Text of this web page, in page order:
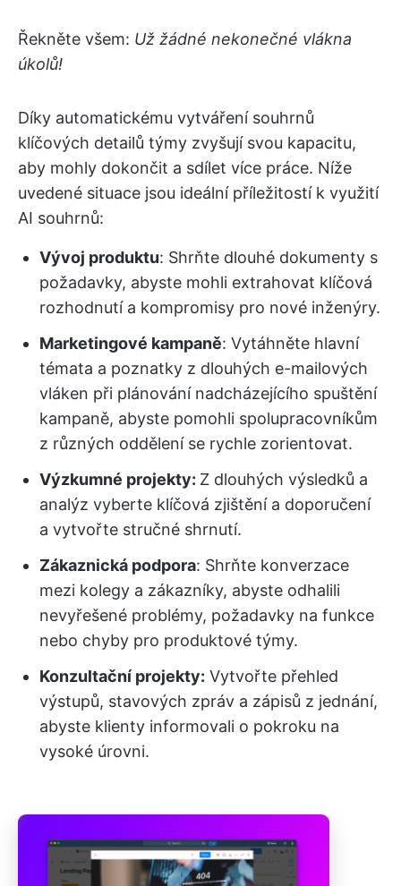
Řekněte všem: Už žádné nekonečné vlákna
úkolů!
Díky automatickému vytváření souhrnů
klíčových detailů týmy zvyšují svou kapacitu,
aby mohly dokončit a sdílet více práce. Níže
uvedené situace jsou ideální příležitostí k využití
AI souhrnů:
Vývoj produktu: Shrňte dlouhé dokumenty s
požadavky, abyste mohli extrahovat klíčová
rozhodnutí a kompromisy pro nové inženýry.
Marketingové kampaně: Vytáhněte hlavní
témata a poznatky z dlouhých e-mailových
vláken při plánování nadcházejícího spuštění
kampaně, abyste pomohli spolupracovníkům
z různých oddělení se rychle zorientovat.
Výzkumné projekty: Z dlouhých výsledků a
analýz vyberte klíčová zjištění a doporučení
a vytvořte stručné shrnutí.
Zákaznická podpora: Shrňte konverzace
mezi kolegy a zákazníky, abyste odhalili
nevyřešené problémy, požadavky na funkce
nebo chyby pro produktové týmy.
Konzultační projekty: Vytvořte přehled
výstupů, stavových zpráv a zápisů z jednání,
abyste klienty informovali o pokroku na
vysoké úrovni.